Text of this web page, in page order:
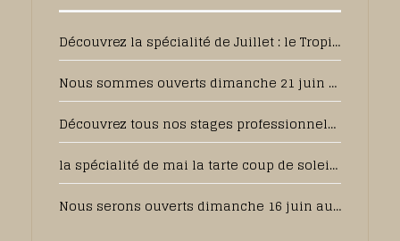
Découvrez la spécialité de Juillet : le Tropique
Nous sommes ouverts dimanche 21 juin de 7h30 à 13h00 pour la fête des pères
Découvrez tous nos stages professionnels pour 2025
la spécialité de mai la tarte coup de soleil sera toujours disponible en juin, pour votre plus grand plaisir
Nous serons ouverts dimanche 16 juin au matin pour la fête des pères, pensez à commander sur notre pâtisserie en ligne.